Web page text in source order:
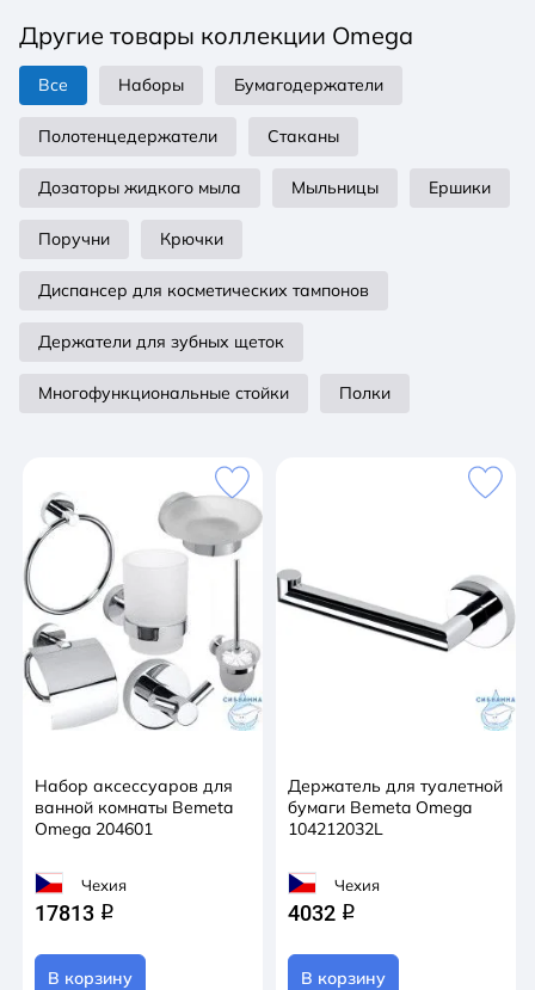
Другие товары коллекции Omega
Все Наборы Бумагодержатели
Полотенцедержатели Стаканы
Дозаторы жидкого мыла Мыльницы Ершики
Поручни Крючки
Диспансер для косметических тампонов
Держатели для зубных щеток
Многофункциональные стойки Полки
Набор аксессуаров для
ванной комнаты Bemeta
Omega 204601
Чехия
17813 q
В корзину
Держатель для туалетной
бумаги Bemeta Omega
104212032L
Чехия
4032 q
В корзину